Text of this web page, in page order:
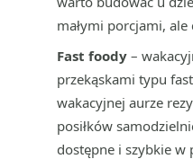
małymi porcjami, ale
Fast foody –
przekąskami typu
wakacyjnej aurze
posiłków
dostępne i szybkie w